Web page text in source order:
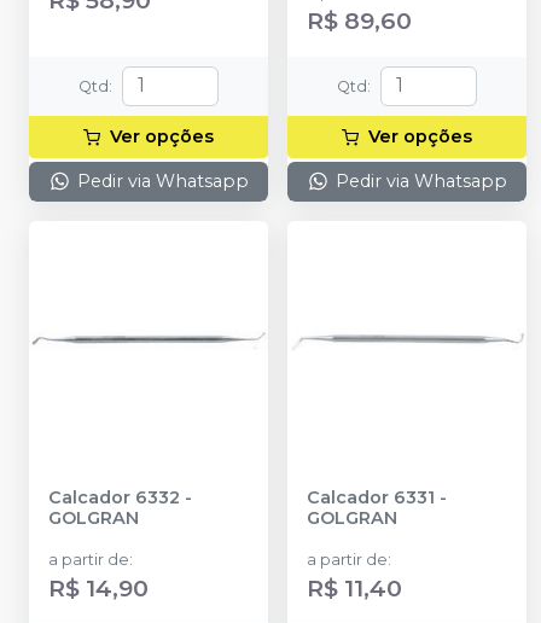
Qtd :
Ver opções
Pedir via Whatsapp
R$ 89,60
Qtd :
Ver opções
Pedir via Whatsapp
Calcador 6332 -
GOLGRAN
a partir de:
R$ 14,90
Calcador 6331 -
GOLGRAN
a partir de:
R$ 11,40